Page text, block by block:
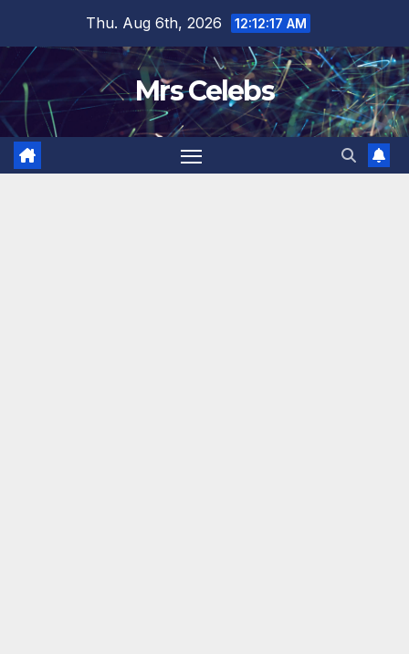
content
Thu. Aug 6th, 2026 12:12:18 AM
Mrs Celebs